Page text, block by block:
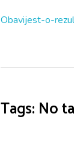
Obavijest-o-
Tags: No